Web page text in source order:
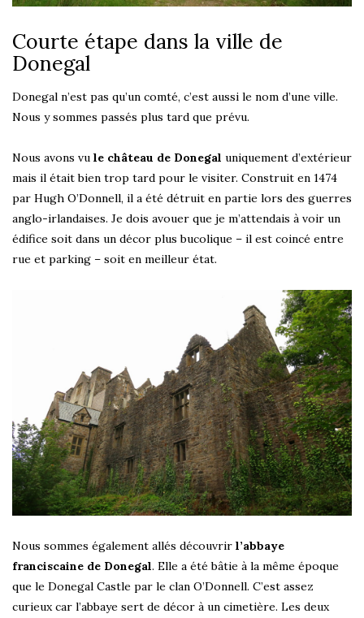
Courte étape dans la ville de
Donegal
Donegal n’est pas qu’un comté, c’est aussi le nom d’une ville.
Nous y sommes passés plus tard que prévu.
Nous avons vu le château de Donegal uniquement d’extérieur
mais il était bien trop tard pour le visiter. Construit en 1474
par Hugh O’Donnell, il a été détruit en partie lors des guerres
anglo-irlandaises. Je dois avouer que je m’attendais à voir un
édifice soit dans un décor plus bucolique – il est coincé entre
rue et parking – soit en meilleur état.
Nous sommes également allés découvrir l’abbaye
franciscaine de Donegal. Elle a été bâtie à la même époque
que le Donegal Castle par le clan O’Donnell. C’est assez
curieux car l’abbaye sert de décor à un cimetière. Les deux